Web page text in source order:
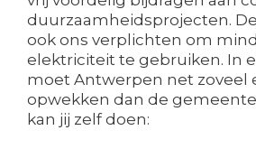
duurzaamheidsprojecten.
ook ons verplichten om
elektriciteit te gebruiken. In
moet Antwerpen net zoveel
opwekken dan de
kan jij zelf doen: